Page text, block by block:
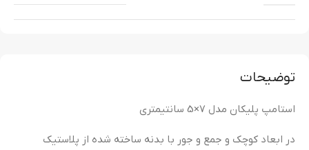
توضیحات
استامپ پلیکان مدل 7×5 سانتیمتری
در ابعاد کوچک و جمع و جور با بدنه ساخته شده از پلاستیک